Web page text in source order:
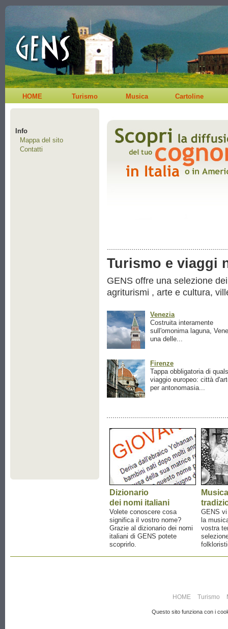
HOME Turismo Musica Cartoline
Info
Mappa del sito
Contatti
Turismo e viaggi
GENS offre una selezione
agriturismi , arte e cultura,
Venezia
Costruita interamente
sull'omonima laguna,
una delle...
Firenze
Tappa obbligatoria di
viaggio europeo: città
per antonomasia...
Dizionario
dei nomi italiani
Volete conoscere cosa
significa il vostro nome?
Grazie al dizionario dei nomi
italiani di GENS potete
scoprirlo.
Musica
GENS
la
vostra
HOME Turismo
Questo sito funziona con i